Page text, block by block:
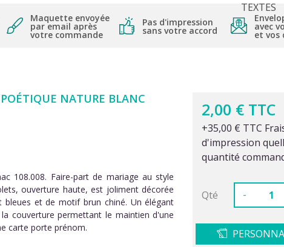
TEXTES
Maquette envoyée
par email après
votre commande
Pas d'impression
sans votre accord avec
et vos
NATURE BLANC
108.008. Faire-part de mariage au style
ouverture haute, est joliment décorée
et de motif brun chiné. Un élégant
couverture permettant le maintien d'une
carte porte prénom.
2,00 € TTC
+35,00 € TTC
d'impression
quantité
Qté -